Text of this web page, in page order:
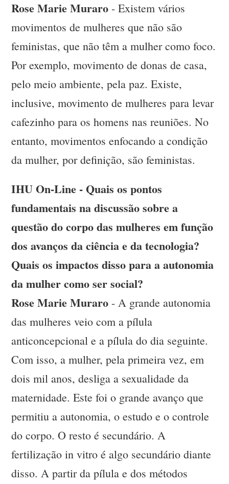
Rose Marie Muraro - Existem vários
movimentos de mulheres que não são
feministas, que não têm a mulher como foco.
Por exemplo, movimento de donas de casa,
pelo meio ambiente, pela paz. Existe,
inclusive, movimento de mulheres para levar
cafezinho para os homens nas reuniões. No
entanto, movimentos enfocando a condição
da mulher, por definição, são feministas.
IHU On-Line - Quais os pontos
fundamentais na discussão sobre a
questão do corpo das mulheres em função
dos avanços da ciência e da tecnologia?
Quais os impactos disso para a autonomia
da mulher como ser social?
Rose Marie Muraro - A grande autonomia
das mulheres veio com a pílula
anticoncepcional e a pílula do dia seguinte.
Com isso, a mulher, pela primeira vez, em
dois mil anos, desliga a sexualidade da
maternidade. Este foi o grande avanço que
permitiu a autonomia, o estudo e o controle
do corpo. O resto é secundário. A
fertilização in vitro é algo secundário diante
disso. A partir da pílula e dos métodos